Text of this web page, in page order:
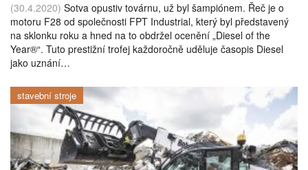
(30.4.2020) Sotva opustiv továrnu, už byl šampiónem. Řeč je o
motoru F28 od společnosti FPT Industrial, který byl představený
na sklonku roku a hned na to obdržel ocenění „Diesel of the
Year®“. Tuto prestižní trofej každoročně uděluje časopis Diesel
jako uznání…
stavební stroje